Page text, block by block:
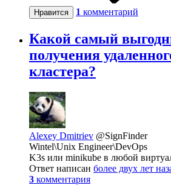
Нравится 1 комментарий
Какой самый
получения
кластера?
Alexey Dmitriev @SignFinder
Wintel\Unix Engineer\DevOps
K3s или minikube в любой
Ответ написан более двух лет
3 комментария